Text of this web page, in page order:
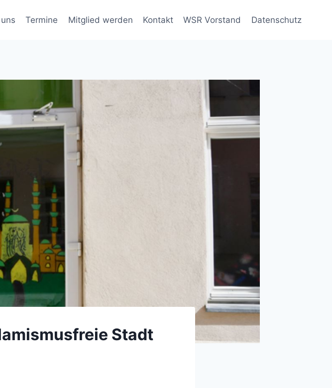
Termine Mitglied werden Kontakt WSR Vorstand Datenschutz
Stadt